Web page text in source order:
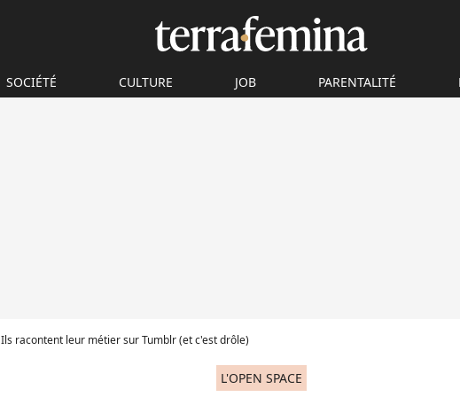
SOCIÉTÉ CULTURE JOB PARENTALITÉ
Ils racontent leur métier sur Tumblr (et c'est drôle)
L'OPEN SPACE